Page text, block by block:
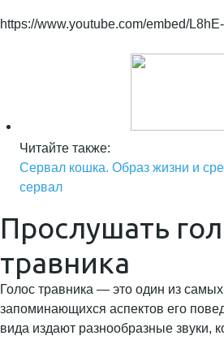
https://www.youtube.com/embed/
Читайте также:
Сервал кошка. Образ жизни и
сервал
Прослушать
травника
Голос травника — это один из
запоминающихся аспектов его
вида издают разнообразные звуки,